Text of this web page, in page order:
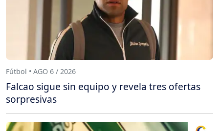
Fútbol • AGO 6 / 2026
Falcao sigue sin equipo y revela tres ofertas
sorpresivas